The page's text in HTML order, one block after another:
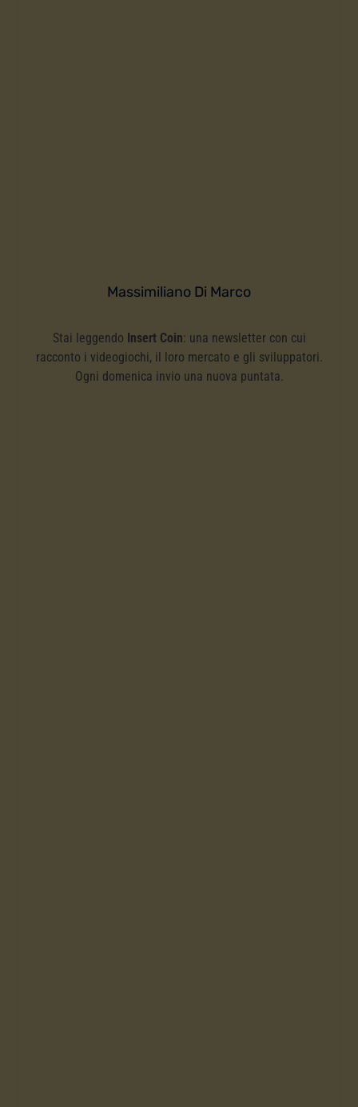
Massimiliano Di Marco
Stai leggendo Insert Coin: una newsletter con cui
racconto i videogiochi, il loro mercato e gli sviluppatori.
Ogni domenica invio una nuova puntata.